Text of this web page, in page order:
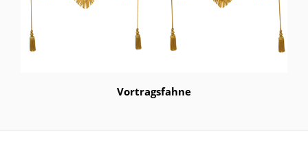
Vortragsfahne